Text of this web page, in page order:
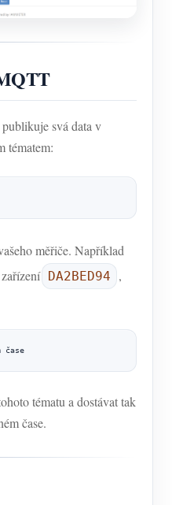
svá data v
tématem:
měřiče. Například
DA2BED94
,
čase
tématu a dostávat tak
čase.